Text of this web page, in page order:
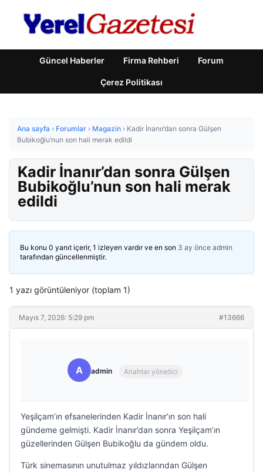
Güncel Haberler Firma Rehberi Forum
Çerez Politikası
Ana sayfa › Forumlar › Magazin › Kadir İnanır’dan sonra Gülşen
Bubikoğlu’nun son hali merak edildi
Kadir İnanır’dan sonra Gülşen
Bubikoğlu’nun son hali merak
edildi
Bu konu 0 yanıt içerir, 1 izleyen vardır ve en son 3 ay önce admin
tarafından güncellenmiştir.
1 yazı görüntüleniyor (toplam 1)
Mayıs 7, 2026: 5:29 pm #13666
A admin Anahtar yönetici
Yeşilçam’ın efsanelerinden Kadir İnanır’ın son hali
gündeme gelmişti. Kadir İnanır’dan sonra Yeşilçam’ın
güzellerinden Gülşen Bubikoğlu da gündem oldu.
Türk sinemasının unutulmaz yıldızlarından Gülşen